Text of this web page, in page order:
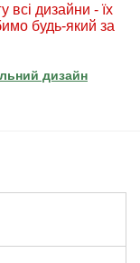
дизайни - їх
будь-який за
дизайн